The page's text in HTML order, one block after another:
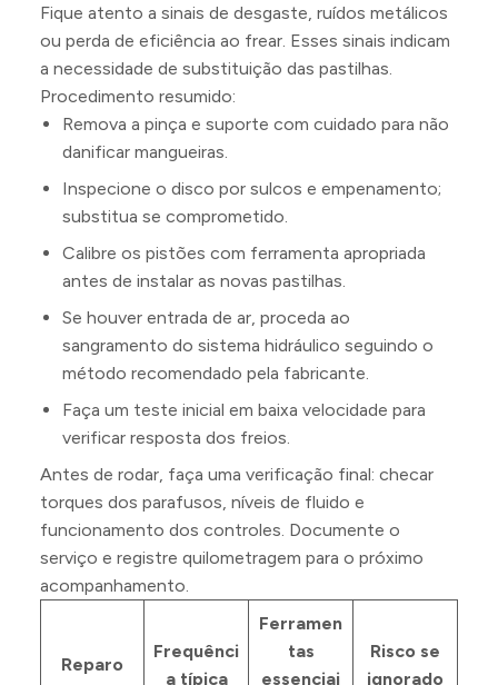
Fique atento a sinais de desgaste, ruídos metálicos
ou perda de eficiência ao frear. Esses sinais indicam
a necessidade de substituição das pastilhas.
Procedimento resumido:
Remova a pinça e suporte com cuidado para não
danificar mangueiras.
Inspecione o disco por sulcos e empenamento;
substitua se comprometido.
Calibre os pistões com ferramenta apropriada
antes de instalar as novas pastilhas.
Se houver entrada de ar, proceda ao
sangramento do sistema hidráulico seguindo o
método recomendado pela fabricante.
Faça um teste inicial em baixa velocidade para
verificar resposta dos freios.
Antes de rodar, faça uma verificação final: checar
torques dos parafusos, níveis de fluido e
funcionamento dos controles. Documente o
serviço e registre quilometragem para o próximo
acompanhamento.
Reparo
Frequênci
a típica
Ferramen
tas
essenciai
Risco se
ignorado